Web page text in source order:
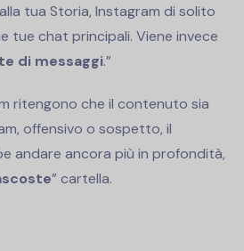
tua Storia, Instagram di solito
tue chat principali. Viene invece
di messaggi.”
ritengono che il contenuto sia
offensivo o sospetto, il
andare ancora più in profondità,
” cartella.